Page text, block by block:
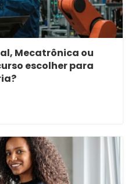
Mecatrônica ou
escolher para